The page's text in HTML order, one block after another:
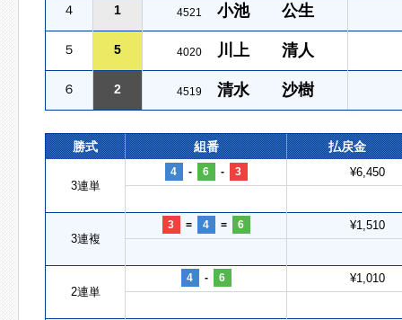
４ 1 4521 小池 公生
５ 5 4020 川上 清人
６ 2 4519 清水 沙樹
勝式 組番 払戻金
3連単
4 - 6 - 3 ¥6,450
3連複
3 = 4 = 6 ¥1,510
2連単
4 - 6 ¥1,010